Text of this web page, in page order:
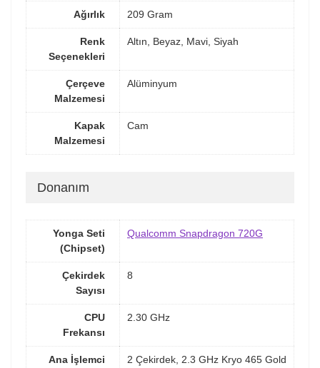
Ağırlık 209 Gram
Renk
Seçenekleri
Altın, Beyaz, Mavi, Siyah
Çerçeve
Malzemesi
Alüminyum
Kapak
Malzemesi
Cam
Donanım
Yonga Seti
(Chipset)
Qualcomm Snapdragon 720G
Çekirdek
Sayısı
8
CPU
Frekansı
2.30 GHz
Ana İşlemci
2 Çekirdek, 2.3 GHz Kryo 465 Gold